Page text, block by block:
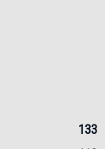
133